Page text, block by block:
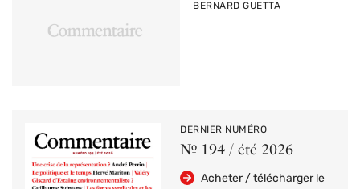
PAR
BERNARD GUETTA
DERNIER NUMÉRO
Nº 194 / été 2026
Acheter / télécharger le